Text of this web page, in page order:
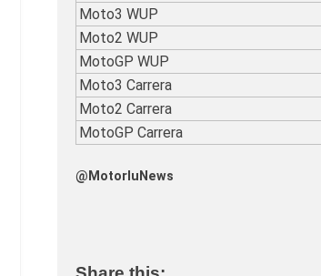
Moto3 WUP
Moto2 WUP
MotoGP WUP
Moto3 Carrera
Moto2 Carrera
MotoGP Carrera
@MotorluNews